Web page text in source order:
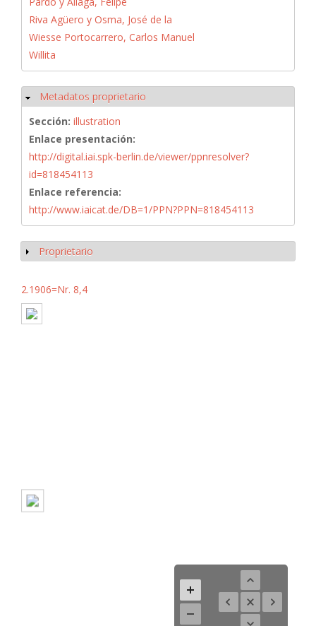
Riva Agüero y Osma, José de la
Wiesse Portocarrero, Carlos Manuel
Willita
Ocultar
Metadatos proprietario
Sección: illustration
Enlace presentación:
http://digital.iai.spk-berlin.de/viewer/ppnresolver?
id=818454113
Enlace referencia:
http://www.iaicat.de/DB=1/PPN?PPN=818454113
Mostrar
Proprietario
2.1906=Nr. 8,4